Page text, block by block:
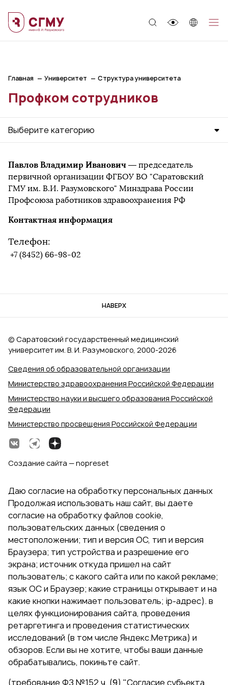
Главная Университет Структура университета
Профком сотрудников
Выберите категорию
Павлов Владимир Иванович — председатель
первичной организации ФГБОУ ВО "Саратовский
ГМУ им. В.И. Разумовского" Минздрава России
Профсоюза работников здравоохранения РФ
Контактная информация
Телефон:
+7 (8452) 66-98-02
НАВЕРХ
Сведения об образовательной организации
Министерство здравоохранения Российской Федерации
Министерство науки и высшего образования Российской
Федерации
Министерство просвещения Российской Федерации
© Саратовский государственный медицинский
университет им. В. И. Разумовского, 2000‑2026
Создание сайта — nopreset
Даю согласие на обработку персональных данных
Продолжая использовать наш сайт, вы даете
согласие на обработку файлов cookie,
пользовательских данных (сведения о
местоположении; тип и версия ОС, тип и версия
Браузера; тип устройства и разрешение его
экрана; источник откуда пришел на сайт
пользователь; с какого сайта или по какой рекламе;
язык ОС и Браузер; какие страницы открывает и на
какие кнопки нажимает пользователь; ip-адрес). в
целях функционирования сайта, проведения
ретаргетинга и проведения статистических
исследований (в том числе Яндекс.Метрика) и
обзоров. Если вы не хотите, чтобы ваши данные
обрабатывались, покиньте сайт.
(требование ФЗ №152 ч. (9) "Согласие субъекта